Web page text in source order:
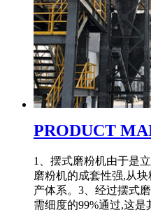
PRODUCT
1、摆式磨粉机由于是
磨粉机的成套性强,从
产体系。3、经过摆式
需细度的99%通过,这是